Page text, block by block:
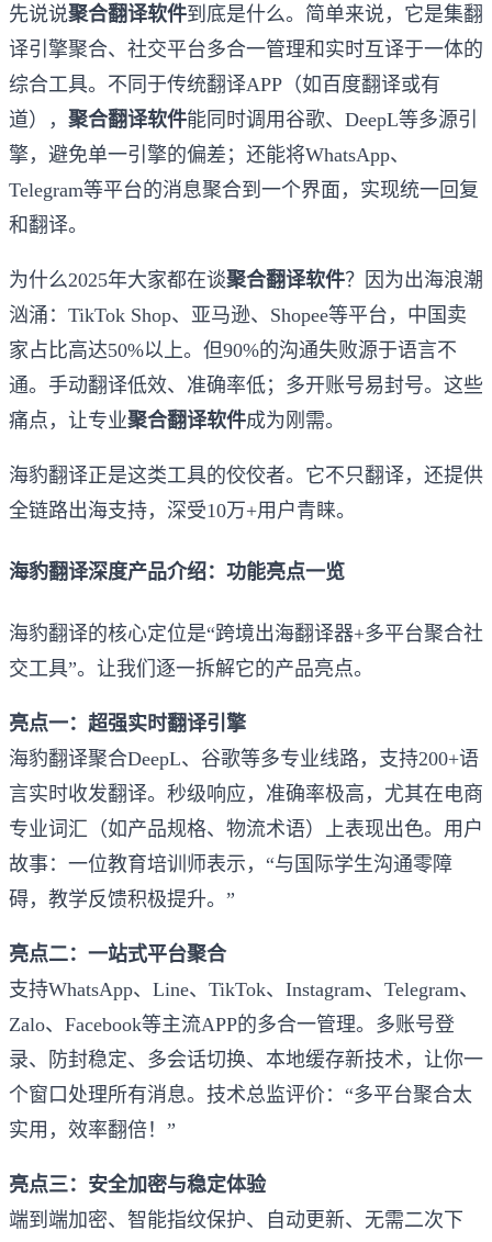
先说说聚合翻译软件到底是什么。简单来说，它是集翻
译引擎聚合、社交平台多合一管理和实时互译于一体的
综合工具。不同于传统翻译APP（如百度翻译或有
道）， 聚合翻译软件能同时调用谷歌、DeepL等多源引
擎，避免单一引擎的偏差；还能将WhatsApp、
Telegram等平台的消息聚合到一个界面，实现统一回复
和翻译。
为什么2025年大家都在谈聚合翻译软件？因为出海浪潮
汹涌：TikTok Shop、亚马逊、Shopee等平台，中国卖
家占比高达50%以上。但90%的沟通失败源于语言不
通。手动翻译低效、准确率低；多开账号易封号。这些
痛点，让专业聚合翻译软件成为刚需。
海豹翻译正是这类工具的佼佼者。它不只翻译，还提供
全链路出海支持，深受10万+用户青睐。
海豹翻译深度产品介绍：功能亮点一览
海豹翻译的核心定位是“跨境出海翻译器+多平台聚合社
交工具”。让我们逐一拆解它的产品亮点。
亮点一：超强实时翻译引擎
海豹翻译聚合DeepL、谷歌等多专业线路，支持200+语
言实时收发翻译。秒级响应，准确率极高，尤其在电商
专业词汇（如产品规格、物流术语）上表现出色。用户
故事：一位教育培训师表示，“与国际学生沟通零障
碍，教学反馈积极提升。”
亮点二：一站式平台聚合
支持WhatsApp、Line、TikTok、Instagram、Telegram、
Zalo、Facebook等主流APP的多合一管理。多账号登
录、防封稳定、多会话切换、本地缓存新技术，让你一
个窗口处理所有消息。技术总监评价：“多平台聚合太
实用，效率翻倍！”
亮点三：安全加密与稳定体验
端到端加密、智能指纹保护、自动更新、无需二次下